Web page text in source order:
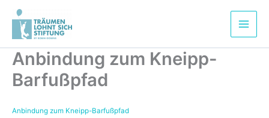
Inhalt
springen
Anbindung zum Kneipp-
Barfußpfad
Anbindung zum Kneipp-Barfußpfad